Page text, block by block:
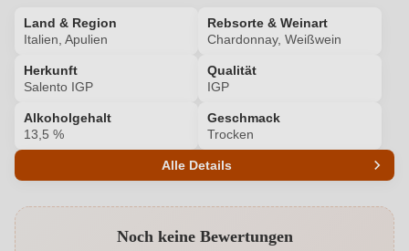
Land & Region
Italien, Apulien
Rebsorte & Weinart
Chardonnay, Weißwein
Herkunft
Salento IGP
Qualität
IGP
Alkoholgehalt
13,5 %
Geschmack
Trocken
Alle Details
Alkoholgehalt in % 13,5 %
Noch keine Bewertungen